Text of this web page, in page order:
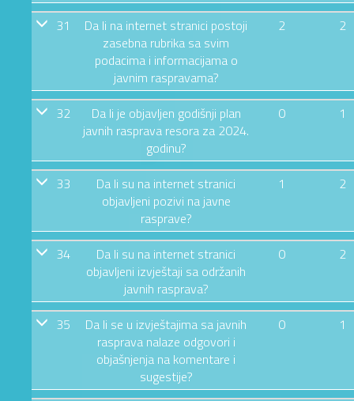
31
Da li na internet stranici postoji
zasebna rubrika sa svim
podacima i informacijama o
javnim raspravama?
2 2
32
Da li je objavljen godišnji plan
javnih rasprava resora za 2024.
godinu?
0 1
33
Da li su na internet stranici
objavljeni pozivi na javne
rasprave?
1 2
34
Da li su na internet stranici
objavljeni izvještaji sa održanih
javnih rasprava?
0 2
35
Da li se u izvještajima sa javnih
rasprava nalaze odgovori i
objašnjenja na komentare i
sugestije?
0 1